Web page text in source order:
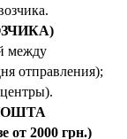
между
отправления);
от 2000 грн.)